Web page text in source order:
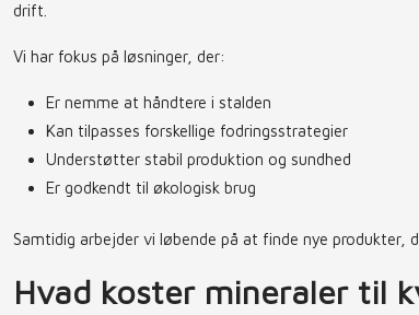
drift.
Vi har fokus på løsninger, der:
Er nemme at håndtere i stalden
Kan tilpasses forskellige fodringsstrategier
Understøtter stabil produktion og sundhed
Er godkendt til økologisk brug
Samtidig arbejder vi løbende på at finde nye produkter,
Hvad koster mineraler til